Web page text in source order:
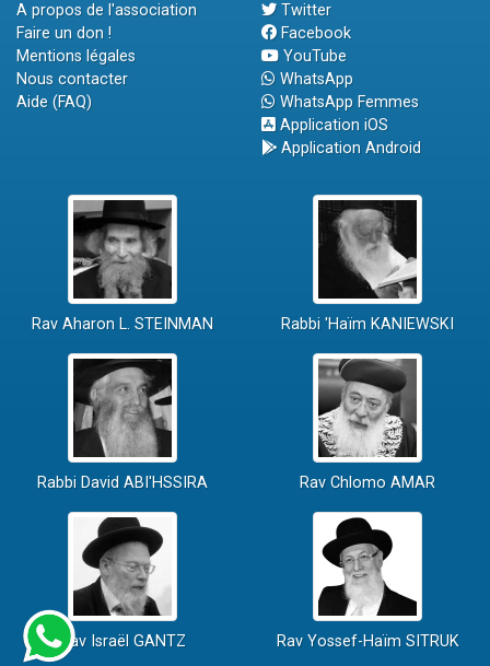
A propos de l'association
Faire un don !
Mentions légales
Nous contacter
Aide (FAQ)
Twitter
Facebook
YouTube
WhatsApp
WhatsApp Femmes
Application iOS
Application Android
Rav Aharon L. STEINMAN Rabbi 'Haïm KANIEWSKI
Rabbi David ABI'HSSIRA Rav Chlomo AMAR
Rav Israël GANTZ Rav Yossef-Haïm SITRUK